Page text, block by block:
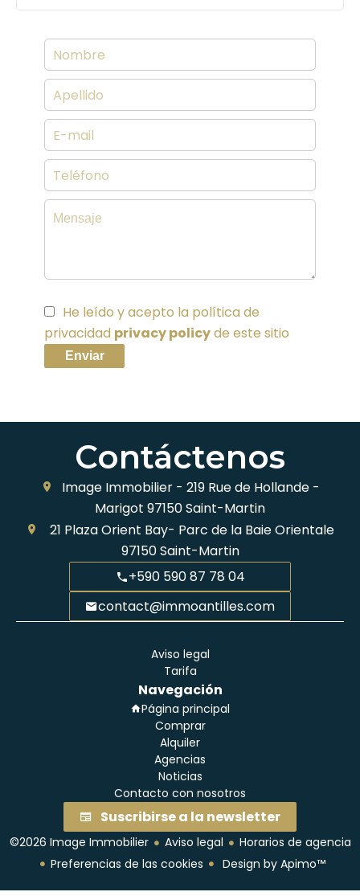
He leído y acepto la política de
privacidad privacy policyde este sitio
Enviar
Contáctenos
Image Immobilier - 219 Rue de Hollande -
Marigot 97150Saint-Martin
21 Plaza Orient Bay- Parc de la Baie Orientale
97150Saint-Martin
+590 590 87 78 04
contact@immoantilles.com
Aviso legal
Tarifa
Navegación
Página principal
Comprar
Alquiler
Agencias
Noticias
Contacto con nosotros
Suscribirse a la newsletter
©2026 Image Immobilier Aviso legal
Horarios de agencia
Preferencias de las cookies
Design by Apimo™